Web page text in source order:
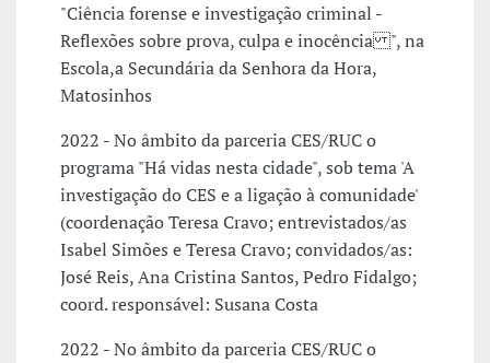
"Ciência forense e investigação criminal -
Reflexões sobre prova, culpa e inocência ", na
Escola,a Secundária da Senhora da Hora,
Matosinhos
2022 - No âmbito da parceria CES/RUC o
programa "Há vidas nesta cidade", sob tema 'A
investigação do CES e a ligação à comunidade'
(coordenação Teresa Cravo; entrevistados/as
Isabel Simões e Teresa Cravo; convidados/as:
José Reis, Ana Cristina Santos, Pedro Fidalgo;
coord. responsável: Susana Costa
2022 - No âmbito da parceria CES/RUC o